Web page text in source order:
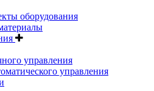
оборудования
управления
управления